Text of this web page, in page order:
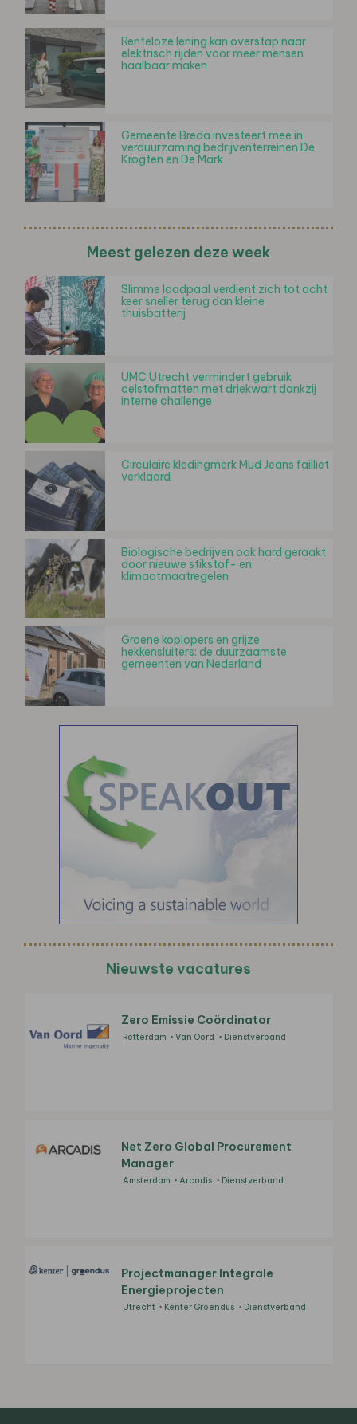
Renteloze lening kan overstap naar
elektrisch rijden voor meer mensen
haalbaar maken
Gemeente Breda investeert mee in
verduurzaming bedrijventerreinen De
Krogten en De Mark
Meest gelezen deze week
Slimme laadpaal verdient zich tot acht
keer sneller terug dan kleine
thuisbatterij
UMC Utrecht vermindert gebruik
celstofmatten met driekwart dankzij
interne challenge
Circulaire kledingmerk Mud Jeans failliet
verklaard
Biologische bedrijven ook hard geraakt
door nieuwe stikstof- en
klimaatmaatregelen
Groene koplopers en grijze
hekkensluiters: de duurzaamste
gemeenten van Nederland
Nieuwste vacatures
Zero Emissie Coördinator
Rotterdam Van Oord Dienstverband
Net Zero Global Procurement
Manager
Amsterdam Arcadis Dienstverband
Projectmanager Integrale
Energieprojecten
Utrecht Kenter Groendus Dienstverband